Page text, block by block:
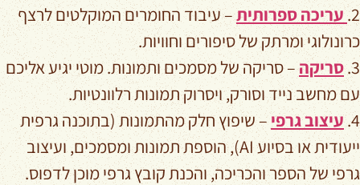
2. עריכהספרותית– עיבוד החומרים המוקלטים לרצף
כרונולוגי ומרתק של סיפורים וחוויות.
3. סריקה – סריקה של מסמכים ותמונות. מוטי יגיע אליכם
עם מחשב נייד וסורק, ויסרוק תמונות רלוונטיות.
4. עיצוב גרפי– שיפוץ חלק מהתמונות (בתוכנה גרפית
ייעודית או בסיוע AI), הוספת תמונות ומסמכים, ועיצוב
גרפי של הספר והכריכה, והכנת קובץ גרפי מוכן לדפוס.